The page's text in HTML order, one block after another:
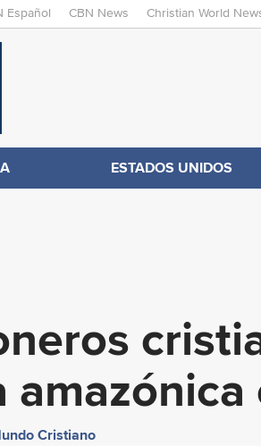
Español CBN News Christian World
ESTADOS UNIDOS
Cristiano